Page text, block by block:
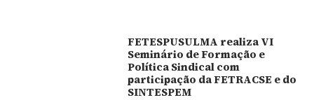
FETESPUSULMA realiza VI
Seminário de Formação e
Política Sindical com
participação da FETRACSE e do
SINTESPEM